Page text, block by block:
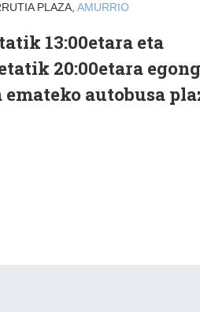
PLAZA, AMURRIO
13:00etara eta
20:00etara
emateko autobusa